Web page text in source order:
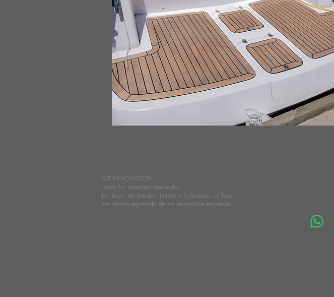
SET INNOVACIÓN
Todos los derechos reservados.
Los logos de Seadek, Infinity y Soluciones en Teca
son marca registrada de las respectivas empresas.